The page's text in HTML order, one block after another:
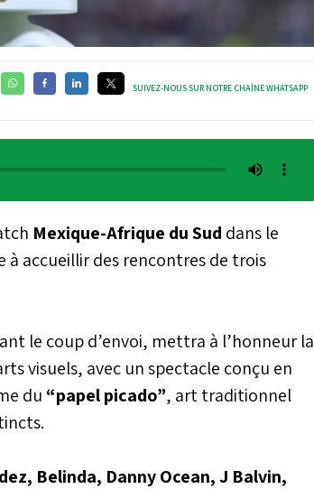
SUIVEZ-NOUS SUR NOTRE CHAÎNE WHATSAPP
Mexique-Afrique du Sud dans le
à accueillir des rencontres de trois
le coup d’envoi, mettra à l’honneur la
visuels, avec un spectacle conçu en
du “papel picado”, art traditionnel
Belinda, Danny Ocean, J Balvin,